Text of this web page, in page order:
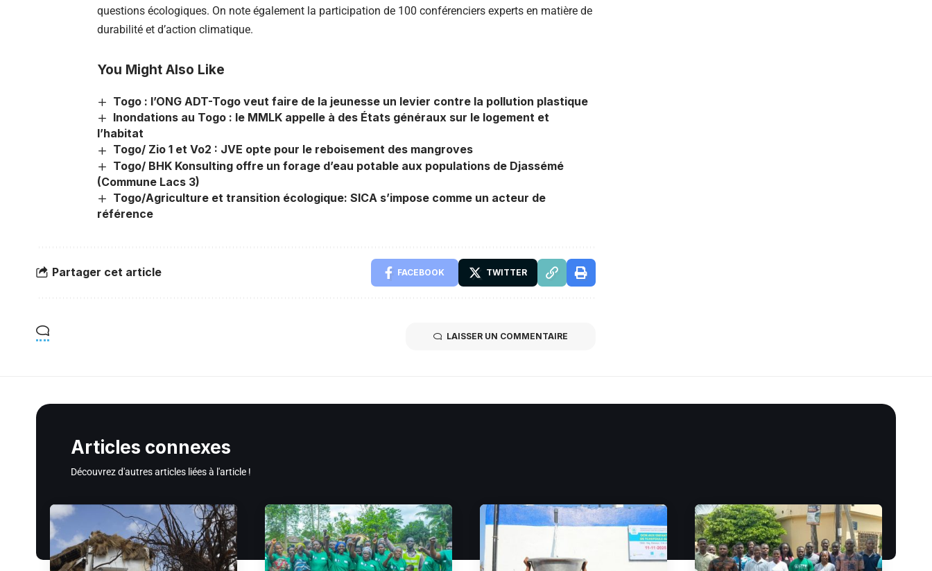
questions écologiques. On note également la participation de 100 conférenciers experts en matière de
durabilité et d’action climatique.
You Might Also Like
Togo : l’ONG ADT-Togo veut faire de la jeunesse un levier contre la pollution plastique
Inondations au Togo : le MMLK appelle à des États généraux sur le logement et
l’habitat
Togo/ Zio 1 et Vo2 : JVE opte pour le reboisement des mangroves
Togo/ BHK Konsulting offre un forage d’eau potable aux populations de Djassémé
(Commune Lacs 3)
Togo/Agriculture et transition écologique: SICA s’impose comme un acteur de
référence
Partager cet article FACEBOOK TWITTER
LAISSER UN COMMENTAIRE
Articles connexes
Découvrez d'autres articles liées à l'article !